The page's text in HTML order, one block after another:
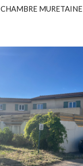
CHAMBRE MURETAINE